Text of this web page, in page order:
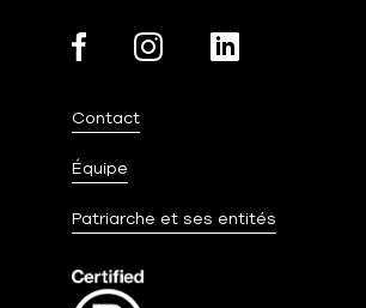
Contact
Équipe
Patriarche et ses entités